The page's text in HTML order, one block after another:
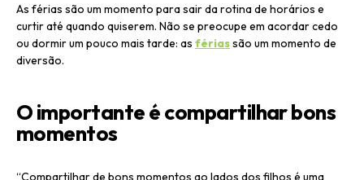
As férias são um momento para sair da rotina de horários e
curtir até quando quiserem. Não se preocupe em acordar cedo
ou dormir um pouco mais tarde: as fériassão um momento de
diversão.
O importante é compartilhar bons
momentos
“Compartilhar de bons momentos ao lados dos filhos é uma